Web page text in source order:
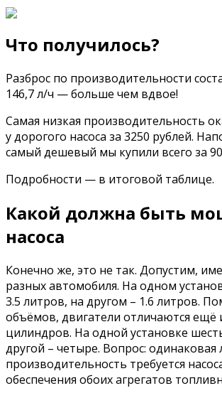
Что получилось?
Разброс по производительности
146,7 л/ч — больше чем вдвое!
Cамая низкая производительность
у дорогого насоса за 3250 рублей.
самый дешевый мы купили всего за
Подробности — в итоговой таблице.
Какой должна быть
насоса
Конечно же, это не так. Допустим,
разных автомобиля. На одном
3.5 литров, на другом – 1.6 литров.
объёмов, двигатели отличаются ещё
цилиндров. На одной установке
другой – четыре. Вопрос: одинаковая
производительность требуется
обеспечения обоих агрегатов